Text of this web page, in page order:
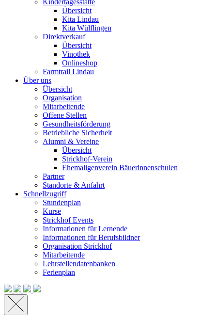
Kindertagesstätte
Übersicht
Kita Lindau
Kita Wülflingen
Direktverkauf
Übersicht
Vinothek
Onlineshop
Farmtrail Lindau
Über uns
Übersicht
Organisation
Mitarbeitende
Offene Stellen
Gesundheitsförderung
Betriebliche Sicherheit
Alumni & Vereine
Übersicht
Strickhof-Verein
Ehemaligenverein Bäuerinnenschulen
Partner
Standorte & Anfahrt
Schnellzugriff
Stundenplan
Kurse
Strickhof Events
Informationen für Lernende
Informationen für Berufsbildner
Organisation Strickhof
Mitarbeitende
Lehrstellendatenbanken
Ferienplan